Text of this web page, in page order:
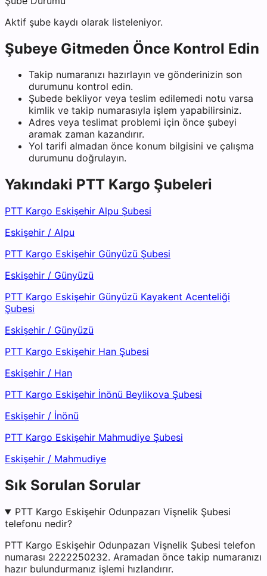
Aktif şube kaydı olarak listeleniyor.
Şubeye Gitmeden Önce Kontrol Edin
Takip numaranızı hazırlayın ve gönderinizin son
durumunu kontrol edin.
Şubede bekliyor veya teslim edilemedi notu varsa
kimlik ve takip numarasıyla işlem yapabilirsiniz.
Adres veya teslimat problemi için önce şubeyi
aramak zaman kazandırır.
Yol tarifi almadan önce konum bilgisini ve çalışma
durumunu doğrulayın.
Yakındaki PTT Kargo Şubeleri
PTT Kargo Eskişehir Alpu Şubesi
Eskişehir / Alpu
PTT Kargo Eskişehir Günyüzü Şubesi
Eskişehir / Günyüzü
PTT Kargo Eskişehir Günyüzü Kayakent Acenteliği
Şubesi
Eskişehir / Günyüzü
PTT Kargo Eskişehir Han Şubesi
Eskişehir / Han
PTT Kargo Eskişehir İnönü Beylikova Şubesi
Eskişehir / İnönü
PTT Kargo Eskişehir Mahmudiye Şubesi
Eskişehir / Mahmudiye
Sık Sorulan Sorular
PTT Kargo Eskişehir Odunpazarı Vişnelik Şubesi
telefonu nedir?
PTT Kargo Eskişehir Odunpazarı Vişnelik Şubesi telefon
numarası 2222250232. Aramadan önce takip numaranızı
hazır bulundurmanız işlemi hızlandırır.